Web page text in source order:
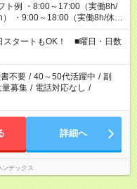
・9:00～18:00（実働8h/休憩
21:00～翌5:00（実働7h/休憩
にご相談ください♪
タートもOK！ ■曜日・日数
不要 / 40～50代活躍中 / 副
量募集 / 電話対応なし /
詳細へ
ンデックス